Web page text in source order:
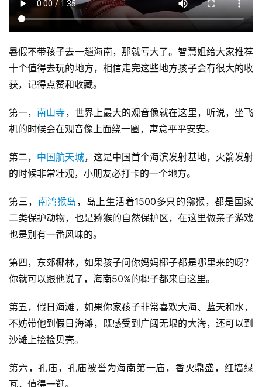
暑假不带孩子去一趟海南，那就亏大了。智慧姐给大家推荐
十个值得去玩的地方，相信走完这些地方孩子会有很大的收
获，记得点赞和收藏。
第一， 南山寺，世界上最大的观音像就在这里，听说，坐飞
机的时候会在观音像上面绕一圈，寓意平平安安。
第二， 中国航天城，这是中国首个海滨发射基地，火箭发射
的时候非常壮观，小朋友必打卡的一个地方。
第三， 南湾猴岛 ，岛上生活着1500多只的猕猴，都是国家
二类保护动物，也是猕猴的自然保护区，在这里做亲子游戏
也是别有一番风味的。
第四，东郊椰林，如果孩子问你妈妈椰子都是哪里来的呀？
你就可以跟他说了，海南50%的椰子都来自这里。
第五，假日海滩，如果你家孩子非常喜欢大海、蓝天和水，
不妨带他到假日海滩，既感受到广阔无垠的大海，还可以到
沙滩上捡捡贝壳。
第六，孔庙，孔庙被誉为海南第一庙，香火鼎盛，红墙绿
瓦，值得一逛。